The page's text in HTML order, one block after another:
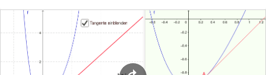
Anmelden